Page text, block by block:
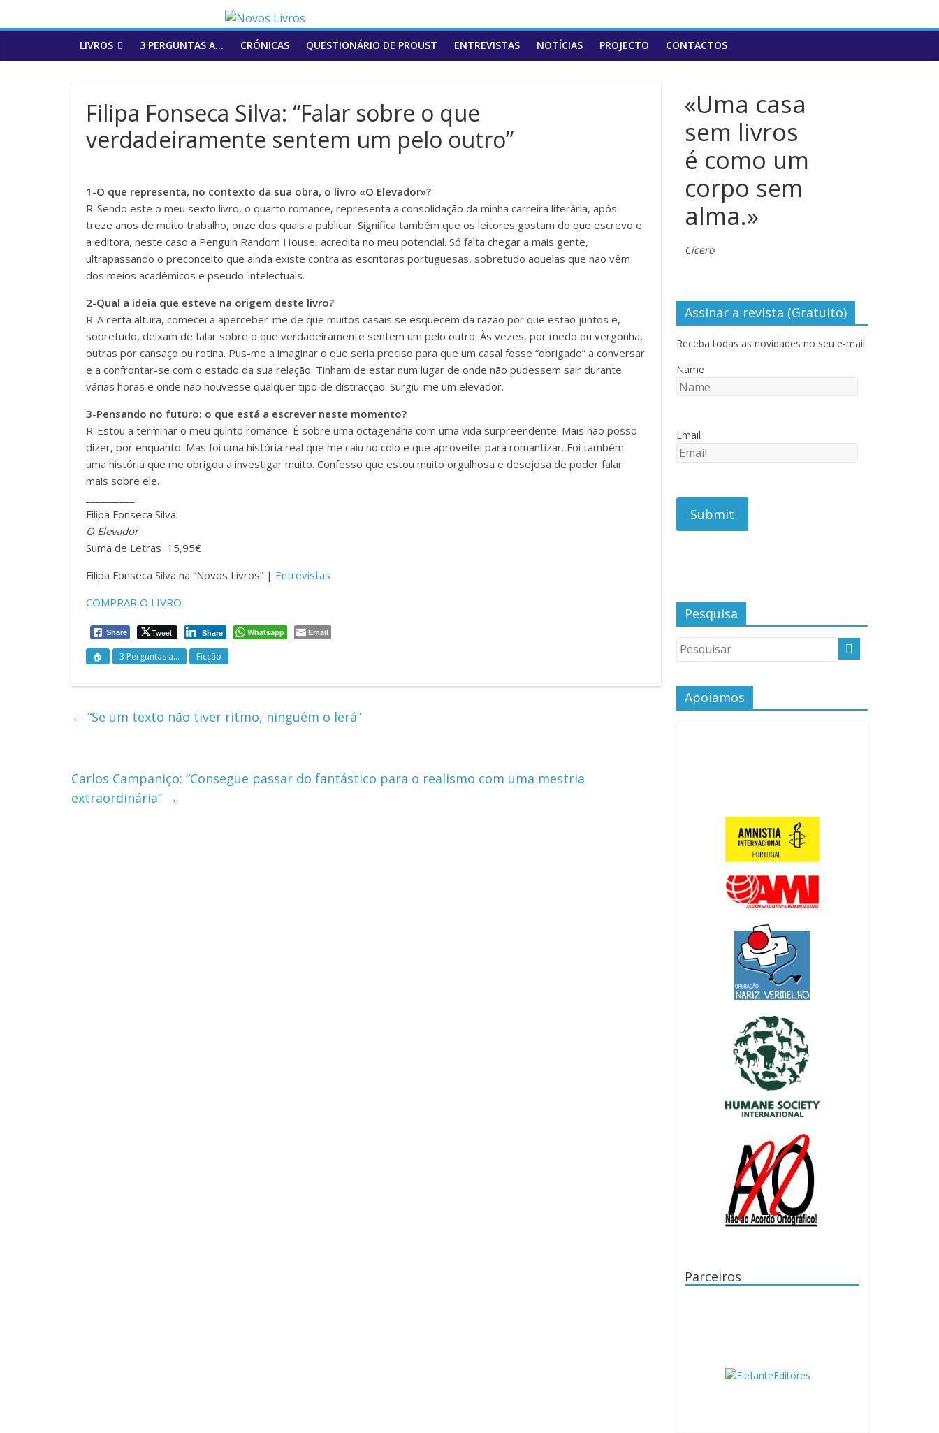
LIVROS 3 PERGUNTAS A… CRÓNICAS QUESTIONÁRIO DE PROUST ENTREVISTAS NOTÍCIAS PROJECTO CONTACTOS
Filipa Fonseca Silva: “Falar sobre o que
verdadeiramente sentem um pelo outro”
1-O que representa, no contexto da sua obra, o livro «O Elevador»?
R-Sendo este o meu sexto livro, o quarto romance, representa a consolidação da minha carreira literária, após
treze anos de muito trabalho, onze dos quais a publicar. Significa também que os leitores gostam do que escrevo e
a editora, neste caso a Penguin Random House, acredita no meu potencial. Só falta chegar a mais gente,
ultrapassando o preconceito que ainda existe contra as escritoras portuguesas, sobretudo aquelas que não vêm
dos meios académicos e pseudo-intelectuais.
2-Qual a ideia que esteve na origem deste livro?
R-A certa altura, comecei a aperceber-me de que muitos casais se esquecem da razão por que estão juntos e,
sobretudo, deixam de falar sobre o que verdadeiramente sentem um pelo outro. Às vezes, por medo ou vergonha,
outras por cansaço ou rotina. Pus-me a imaginar o que seria preciso para que um casal fosse “obrigado” a conversar
e a confrontar-se com o estado da sua relação. Tinham de estar num lugar de onde não pudessem sair durante
várias horas e onde não houvesse qualquer tipo de distracção. Surgiu-me um elevador.
3-Pensando no futuro: o que está a escrever neste momento?
R-Estou a terminar o meu quinto romance. É sobre uma octagenária com uma vida surpreendente. Mais não posso
dizer, por enquanto. Mas foi uma história real que me caiu no colo e que aproveitei para romantizar. Foi também
uma história que me obrigou a investigar muito. Confesso que estou muito orgulhosa e desejosa de poder falar
mais sobre ele.
Filipa Fonseca Silva
O Elevador
Suma de Letras 15,95€
Filipa Fonseca Silva na “Novos Livros” | Entrevistas
COMPRAR O LIVRO
Share Tweet Share Whatsapp Email
🏠 3 Perguntas a... Ficção
← “Se um texto não tiver ritmo, ninguém o lerá”
Carlos Campaniço: “Consegue passar do fantástico para o realismo com uma mestria
extraordinária” →
«Uma casa
sem livros
é como um
corpo sem
alma.»
Cícero
Assinar a revista (Gratuito)
Receba todas as novidades no seu e-mail.
Name
Email
Pesquisa
Apoiamos
Parceiros